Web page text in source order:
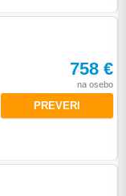
758 €
na osebo
PREVERI